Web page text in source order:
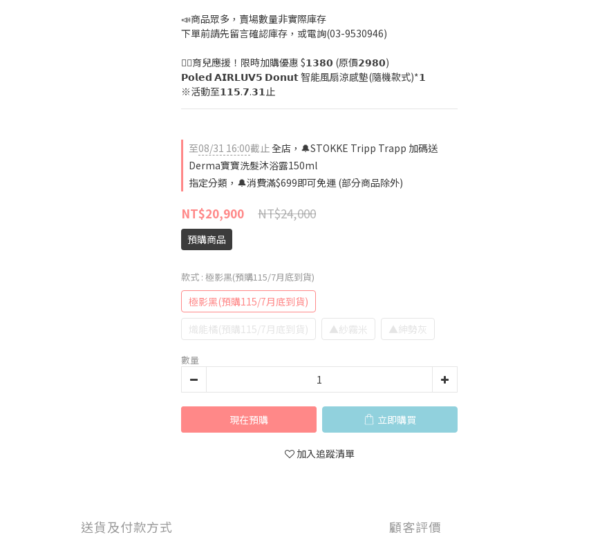
📣商品眾多，賣場數量非實際庫存
下單前請先留言確認庫存，或電詢(03-9530946)
❤️‍🔥育兒應援！限時加購優惠 $𝟭𝟯𝟴𝟬 (原價𝟮𝟵𝟴𝟬)
𝗣𝗼𝗹𝗲𝗱 𝗔𝗜𝗥𝗟𝗨𝗩𝟱 𝗗𝗼𝗻𝘂𝘁 智能風扇涼感墊(隨機款式)*𝟭
※活動至𝟭𝟭𝟱.𝟳.𝟯𝟭止
至08/31 16:00截止全店，🔔STOKKE Tripp Trapp 加碼送
Derma寶寶洗髮沐浴露150ml
指定分類，🔔消費滿$699即可免運 (部分商品除外)
NT$24,000
NT$20,900
預購商品
款式 : 極影黑(預購115/7月底到貨)
極影黑(預購115/7月底到貨)
熾能橘(預購115/7月底到貨)
▲紗霧米 ▲紳勢灰
數量
現在預購 立即購買
加入追蹤清單
送貨及付款方式 顧客評價